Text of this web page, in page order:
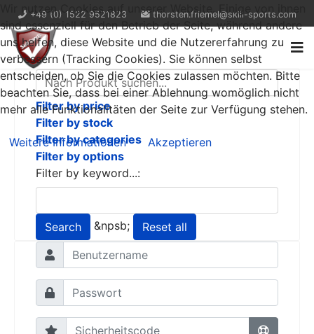
+49 (0) 1522 9521823 thorsten.friemel@skill-sports.com
Filter by price
Filter by stock
Filter by categories
Filter by options
Filter by keyword...:
Search &npsb; Reset all
Wir nutzen Cookies auf unserer Website. Einige von ihnen
sind essenziell für den Betrieb der Seite, während andere
uns helfen, diese Website und die Nutzererfahrung zu
verbessern (Tracking Cookies). Sie können selbst
entscheiden, ob Sie die Cookies zulassen möchten. Bitte
beachten Sie, dass bei einer Ablehnung womöglich nicht
mehr alle Funktionalitäten der Seite zur Verfügung stehen.
Weitere Informationen Akzeptieren